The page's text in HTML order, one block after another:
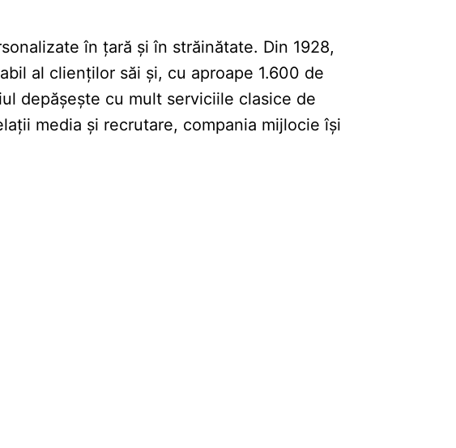
în țară și în străinătate. Din 1928,
al clienților săi și, cu aproape 1.600 de
depășește cu mult serviciile clasice de
media și recrutare, compania mijlocie își